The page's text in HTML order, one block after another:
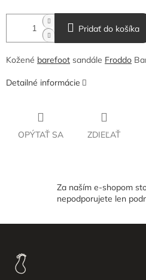
Pridať do košíka
Kožené barefoot sandále Froddo
Detailné informácie
OPÝTAŤ SA ZDIEĽAŤ
Za naším e-shopom
nepodporujete len